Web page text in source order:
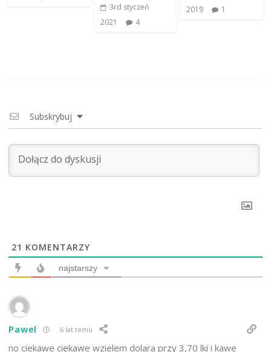
3rd styczeń
2021
4
2019 1
Subskrybuj
21 KOMENTARZY
najstarszy
Pawel 6 lat temu
no ciekawe ciekawe wzielem dolara przy 3,70 lki i kawe